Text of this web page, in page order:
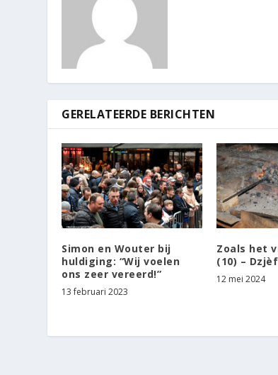
GERELATEERDE BERICHTEN
Simon en Wouter bij
huldiging: “Wij voelen
ons zeer vereerd!”
13 februari 2023
Zoals het
(10) – Dzjèf
12 mei 2024